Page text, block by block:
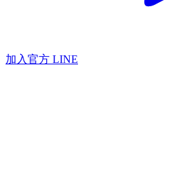
加入官方 LINE